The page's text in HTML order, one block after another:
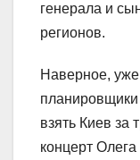
генерала и
регионов.
Наверное,
планировщики
взять Киев за
концерт